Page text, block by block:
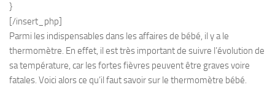
}
[/insert_php]
Parmi les indispensables dans les affaires de bébé, il y a le
thermomètre. En effet, il est très important de suivre l’évolution de
sa température, car les fortes fièvres peuvent être graves voire
fatales. Voici alors ce qu’il faut savoir sur le thermomètre bébé.